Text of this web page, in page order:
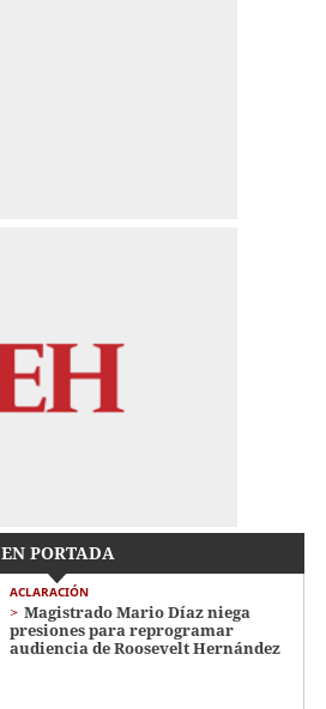
EN PORTADA
ACLARACIÓN
Magistrado Mario Díaz niega
presiones para reprogramar
audiencia de Roosevelt Hernández